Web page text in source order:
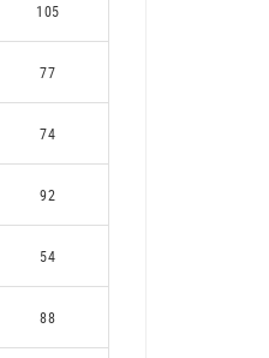
105
77
74
92
54
88